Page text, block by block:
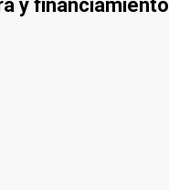
y financiamiento